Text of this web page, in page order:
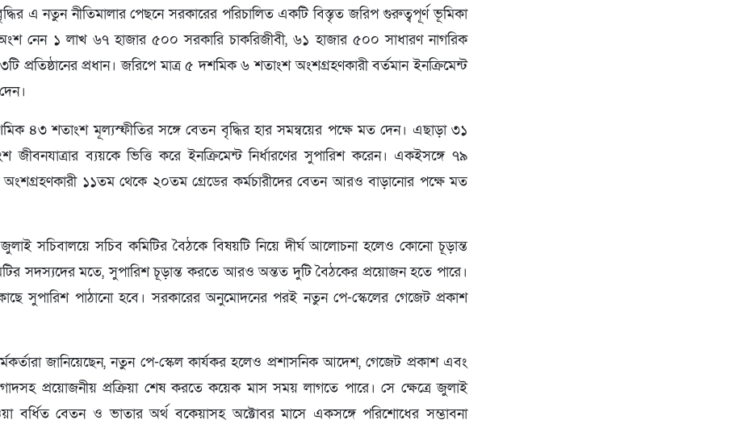
এ নতুন নীতিমালার পেছনে সরকারের পরিচালিত একটি বিস্তৃত জরিপ গুরুত্বপূর্ণ ভূমিকা
নেন ১ লাখ ৬৭ হাজার ৫০০ সরকারি চাকরিজীবী, ৬১ হাজার ৫০০ সাধারণ নাগরিক
প্রতিষ্ঠানের প্রধান। জরিপে মাত্র ৫ দশমিক ৬ শতাংশ অংশগ্রহণকারী বর্তমান ইনক্রিমেন্ট
৪৩ শতাংশ মূল্যস্ফীতির সঙ্গে বেতন বৃদ্ধির হার সমন্বয়ের পক্ষে মত দেন। এছাড়া ৩১
ব্যয়কে ভিত্তি করে ইনক্রিমেন্ট নির্ধারণের সুপারিশ করেন। একইসঙ্গে ৭৯
১১তম থেকে ২০তম গ্রেডের কর্মচারীদের বেতন আরও বাড়ানোর পক্ষে মত
সচিবালয়ে সচিব কমিটির বৈঠকে বিষয়টি নিয়ে দীর্ঘ আলোচনা হলেও কোনো চূড়ান্ত
সদস্যদের মতে, সুপারিশ চূড়ান্ত করতে আরও অন্তত দুটি বৈঠকের প্রয়োজন হতে পারে।
কাছে সুপারিশ পাঠানো হবে। সরকারের অনুমোদনের পরই নতুন পে-স্কেলের গেজেট প্রকাশ
জানিয়েছেন, নতুন পে-স্কেল কার্যকর হলেও প্রশাসনিক আদেশ, গেজেট প্রকাশ এবং
প্রয়োজনীয় প্রক্রিয়া শেষ করতে কয়েক মাস সময় লাগতে পারে। সে ক্ষেত্রে জুলাই
বর্ধিত বেতন ও ভাতার অর্থ বকেয়াসহ অক্টোবর মাসে একসঙ্গে পরিশোধের সম্ভাবনা